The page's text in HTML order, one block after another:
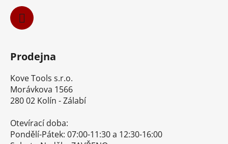
Prodejna
Kove Tools s.r.o.
Morávkova 1566
280 02 Kolín - Zálabí
Otevírací doba:
Pondělí-Pátek: 07:00-11:30 a 12:30-16:00